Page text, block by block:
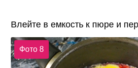
Влейте в емкость к пюре и
Фото 8